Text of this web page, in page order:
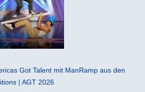
Got Talent mit ManRamp aus den
| AGT 2026